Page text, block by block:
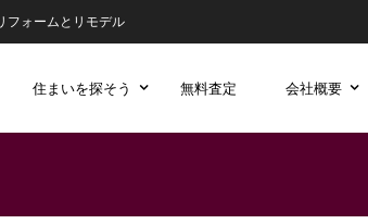
フォームとリモデル
住まいを探そう 無料査定 会社概要